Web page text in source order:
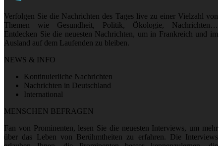
Verfolgen Sie die Nachrichten des Tages live zu einer Vielzahl von
Themen wie Gesundheit, Politik, Ökologie, Nachrichten…
Entdecken Sie die neuesten Nachrichten, um in Frankreich und im
Ausland auf dem Laufenden zu bleiben.
NEWS & INFO
Kontinuierliche Nachrichten
Nachrichten in Deutschland
International
MENSCHEN BEFRAGEN
Fan von Prominenten, lesen Sie die neuesten Interviews, um mehr
über das Leben von Berühmtheiten zu erfahren. Die Interviews